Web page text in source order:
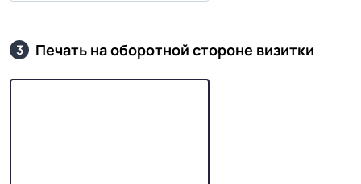
3 Печать на оборотной стороне визитки